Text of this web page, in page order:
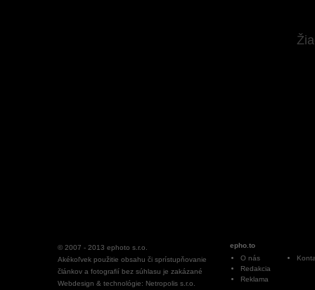
© 2007 - 2013 ephoto s.r.o.
Akékoľvek použitie obsahu či sprístupňovanie
článkov a fotografií bez súhlasu je zakázané
Webdesign & technológie: Netropolis s.r.o.
epho.to
O nás
Redakcia
Reklama